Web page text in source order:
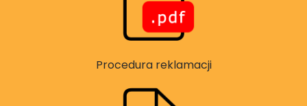
Procedura reklamacji